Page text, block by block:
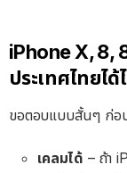
iPhone X, 8,
ประเทศไทยได้
ขอตอบแบบสั้นๆ ก่อ
เคลมได้ – ถ้า